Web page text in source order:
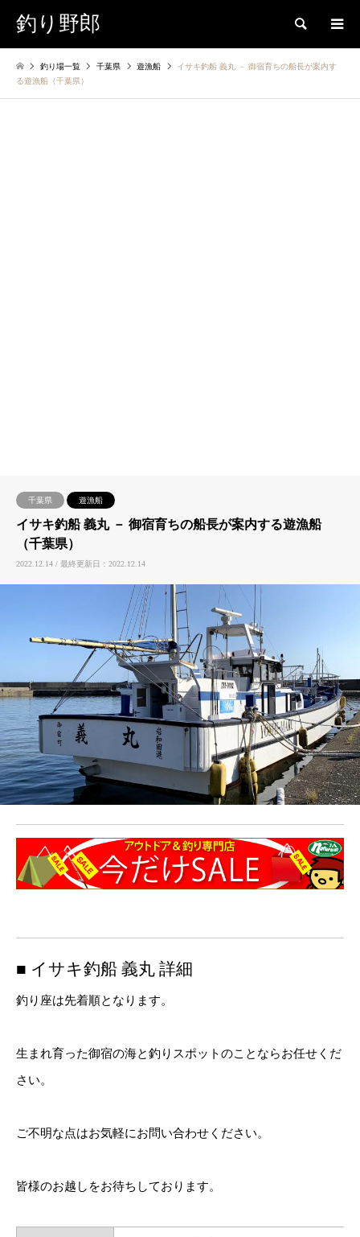
釣り野郎 検索
釣り場一覧 千葉県 遊漁船
イサキ釣船 義丸 － 御宿育ちの船長が案内す
る遊漁船（千葉県）
千葉県 遊漁船
イサキ釣船 義丸 － 御宿育ちの船長が案内する遊漁船
（千葉県）
2022.12.14 / 最終更新日：2022.12.14
■ イサキ釣船 義丸 詳細
釣り座は先着順となります。
生まれ育った御宿の海と釣りスポットのことならお任せくだ
さい。
ご不明な点はお気軽にお問い合わせください。
皆様のお越しをお待ちしております。